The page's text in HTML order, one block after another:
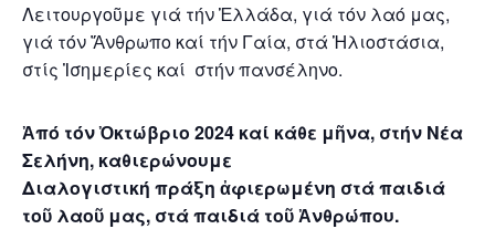
Λειτουργοῦμε γιά τήν Ἑλλάδα, γιά τόν λαό μας,
γιά τόν Ἄνθρωπο καί τήν Γαία, στά Ἡλιοστάσια,
στίς Ἰσημερίες καί στήν πανσέληνο.
Ἀπό τόν Ὀκτώβριο 2024 καί κάθε μῆνα, στήν Νέα
Σελήνη, καθιερώνουμε
Διαλογιστική πράξη ἀφιερωμένη στά παιδιά
τοῦ λαοῦ μας, στά παιδιά τοῦ Ἀνθρώπου.